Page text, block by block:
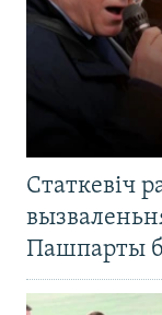
Статкевіч
Пашпарты